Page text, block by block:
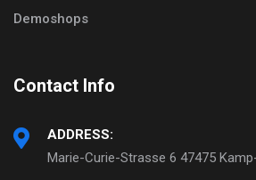
Demoshops
Contact Info
ADDRESS:
Marie-Curie-Strasse 6 47475